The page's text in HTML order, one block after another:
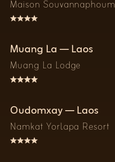
Maison Souvannaphoum
Muang La — Laos
Muang La Lodge
Oudomxay — Laos
Namkat Yorlapa Resort